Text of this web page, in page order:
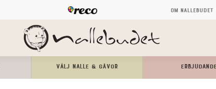
Om Nallebudet
Välj Nalle & Gåvor ERBJUDANDE